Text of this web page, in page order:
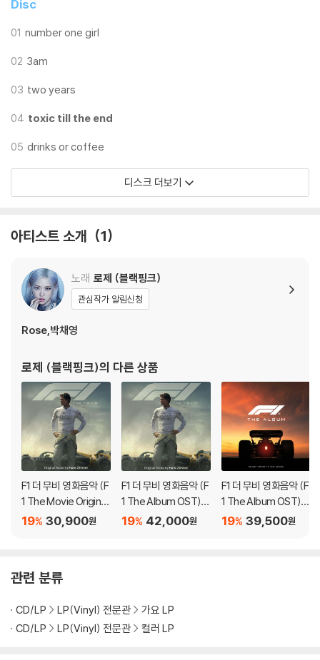
- produced by. Jake Weinberg
3. two years
- written by. ROSE, Gregory Aldae Hein, Jordan K Johnson, Ste
- produced by. The Monsters & Strangerz
4. toxic till the end *title
- written by. ROSE, Evan Blair, Michael Pollack, Emily Warren Sc
- produced by. Evan Blair
- written by. ROSE, Amy Allen, Omer Fedi, Carter Lang, Blake Sl
atkin, Dylan Wiggins
atkin
6. APT.
- written by. ROSE, Amy Allen, Christopher Brody Brown, Roge
homas, Henry Walter, Michael Chapman, Nicholas Chinn
- produced by. Bruno Mars, Cirkut, Omer Fedi, Roget Chahaye
7. gameboy
- written by. ROSE, Amy Allen, Rob Bisel, Raul Cubina, Gregory
Aldae Hein, Dougie F. Mark Williams
- produced by. Ojivolta, Rob Bisel
8. stay a little longer
9. not the same
- written by. ROSE, Amy Allen, Rob Bisel, Raul Cubina, Dougie
F. Mark Williams
- produced by. Ojivolta, Rob Bisel
Disc
01 number one girl
02 3am
03 two years
04 toxic till the end
05 drinks or coffee
디스크 더보기
아티스트 소개 1
노래 로제 (블랙핑크)
관심작가 알림신청
Rose,박채영
로제 (블랙핑크)의 다른 상품
F1 더 무비 영화음악 (F
1 The Movie Original
Score Album Music
30,900원
19%
F1 더 무비 영화음악 (F
1 The Album OST)
[Cinematic Edition]
42,000원
19%
F1 더 무비 영화음악 (F
1 The Album OST)
[골드 컬러 LP]
39,500원
19%
관련 분류
CD/LP LP(Vinyl) 전문관
가요 LP
CD/LP
LP(Vinyl) 전문관 컬러 LP